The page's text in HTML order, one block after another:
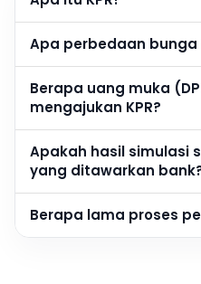
Apa perbedaan
Berapa uang muka
mengajukan KPR?
Apakah hasil simulasi
yang ditawarkan
Berapa lama proses